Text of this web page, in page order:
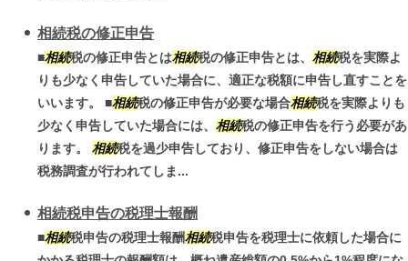
相続税の修正申告
■相続税の修正申告とは相続税の修正申告とは、 相続税を実際よ
りも少なく申告していた場合に、適正な税額に申告し直すことを
いいます。 ■相続税の修正申告が必要な場合相続税を実際よりも
少なく申告していた場合には、 相続税の修正申告を行う必要があ
ります。 相続税を過少申告しており、修正申告をしない場合は
税務調査が行われてしま...
相続税申告の税理士報酬
■相続税申告の税理士報酬相続税申告を税理士に依頼した場合に